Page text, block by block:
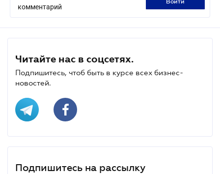
комментарий
войти
Читайте нас в соцсетях.
Подпишитесь, чтоб быть в курсе всех бизнес-
новостей.
Подпишитесь на рассылку